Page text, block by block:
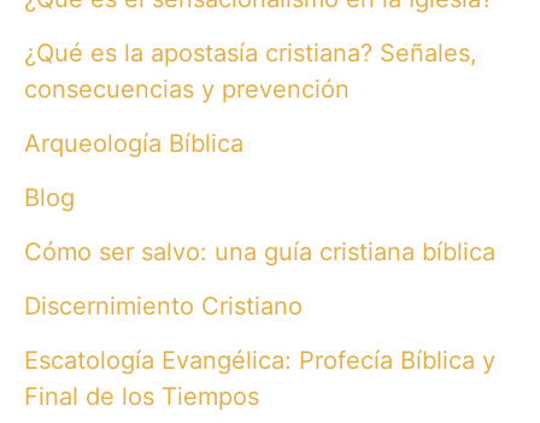
c
f
o
r
¿Qué es la apostasía cristiana? Señales,
consecuencias y prevención
Arqueología Bíblica
Blog
Cómo ser salvo: una guía cristiana bíblica
Discernimiento Cristiano
Escatología Evangélica: Profecía Bíblica y
Final de los Tiempos